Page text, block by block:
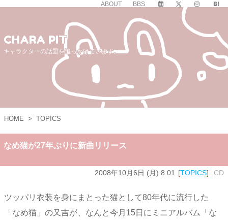
ABOUT BBS
CHARA PIT
キャラクターの話題を追っかけています。
HOME > TOPICS
なめ猫が27年ぶりに新曲リリース
2008年10月6日 (月) 8:01 TOPICS CD
ツッパリ衣装を身にまとった猫として80年代に流行した
「なめ猫」の又吉が、なんと今月15日にミニアルバム「な